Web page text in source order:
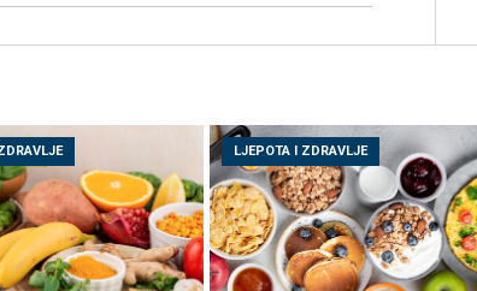
LJEPOTA I ZDRAVLJE